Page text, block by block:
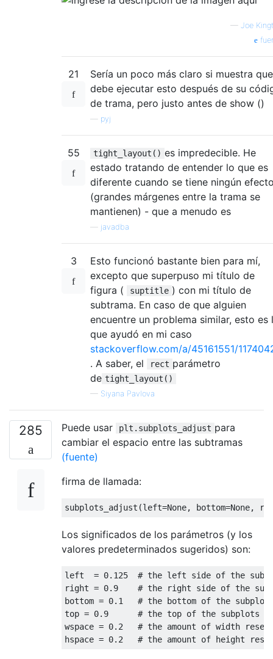
— Joe
21
Sería un poco más claro si muestra que
debe ejecutar esto después de su
de trama, pero justo antes de show ()
pyj
55 tight_layout() es impredecible. He
estado tratando de entender lo que es
diferente cuando se tiene ningún
(grandes márgenes entre la trama se
mantienen) - que a menudo es
javadba
3
Esto funcionó bastante bien para mí,
excepto que superpuso mi título de
figura (
suptitle ) con mi título de
subtrama. En caso de que alguien
encuentre un problema similar, esto es
que ayudó en mi caso
stackoverflow.com/a/45161551/
. A saber, el
rect parámetro
de tight_layout()
— Siyana Pavlova
285 Puede usar plt.subplots_adjust para
cambiar el espacio entre las subtramas
(fuente)
firma de llamada:
subplots_adjust (left=None, bottom=None,
Los significados de los parámetros (y los
valores predeterminados sugeridos) son:
left = 0.125
# the left side of the
right = 0.9
# the right side of the
bottom = 0.1
# the bottom of the
top = 0.9
# the top of the subplots
wspace = 0.2
# the amount of width
hspace = 0.2 # the amount of height